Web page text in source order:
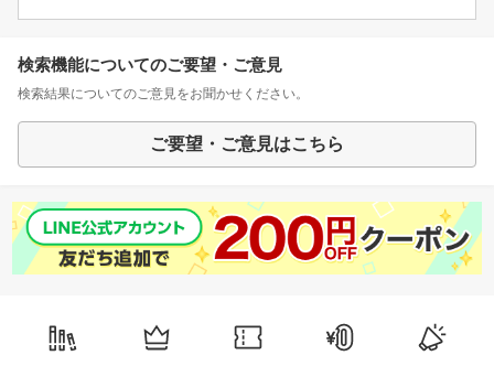
検索機能についてのご要望・ご意見
検索結果についてのご意見をお聞かせください。
ご要望・ご意見はこちら